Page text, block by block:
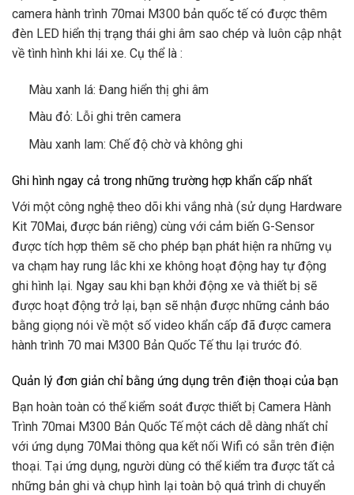
camera hành trình 70mai M300 bản quốc tế có được thêm
đèn LED hiển thị trạng thái ghi âm sao chép và luôn cập nhật
về tình hình khi lái xe. Cụ thể là :
Màu xanh lá: Đang hiển thị ghi âm
Màu đỏ: Lỗi ghi trên camera
Màu xanh lam: Chế độ chờ và không ghi
Ghi hình ngay cả trong những trường hợp khẩn cấp nhất
Với một công nghệ theo dõi khi vắng nhà (sử dụng Hardware
Kit 70Mai, được bán riêng) cùng với cảm biến G-Sensor
được tích hợp thêm sẽ cho phép bạn phát hiện ra những vụ
va chạm hay rung lắc khi xe không hoạt động hay tự động
ghi hình lại. Ngay sau khi bạn khởi động xe và thiết bị sẽ
được hoạt động trở lại, bạn sẽ nhận được những cảnh báo
bằng giọng nói về một số video khẩn cấp đã được camera
hành trình 70 mai M300 Bản Quốc Tế thu lại trước đó.
Quản lý đơn giản chỉ bằng ứng dụng trên điện thoại của bạn
Bạn hoàn toàn có thể kiểm soát được thiết bị Camera Hành
Trình 70mai M300 Bản Quốc Tế một cách dễ dàng nhất chỉ
với ứng dụng 70Mai thông qua kết nối Wifi có sẵn trên điện
thoại. Tại ứng dụng, người dùng có thể kiểm tra được tất cả
những bản ghi và chụp hình lại toàn bộ quá trình di chuyển